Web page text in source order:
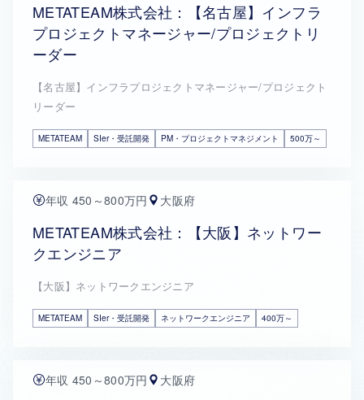
METATEAM株式会社：【名古屋】インフラ
プロジェクトマネージャー/プロジェクトリ
ーダー
【名古屋】インフラプロジェクトマネージャー/プロジェクト
リーダー
METATEAM SIer・受託開発 PM・プロジェクトマネジメント 500万～
年収 450～800万円 大阪府
METATEAM株式会社：【大阪】ネットワー
クエンジニア
【大阪】ネットワークエンジニア
METATEAM SIer・受託開発 ネットワークエンジニア 400万～
年収 450～800万円 大阪府